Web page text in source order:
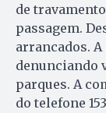
de
passagem.
arrancados.
denunciando
parques. A
do telefone